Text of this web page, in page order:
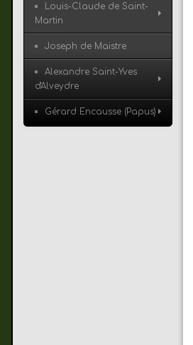
Louis-Claude de Saint-
Martin
Joseph de Maistre
Alexandre Saint-Yves
d'Alveydre
Gérard Encausse (Papus)